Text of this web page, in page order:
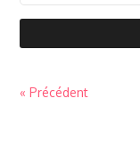
« Précédent